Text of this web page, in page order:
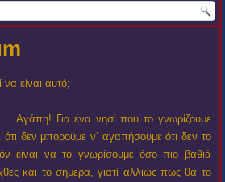
είναι αυτό;
Αγάπη! Για ένα νησί που το γνωρίζουμε
ότι δεν μπορούμε ν’ αγαπήσουμε ότι δεν το
είναι να το γνωρίσουμε όσο πιο βαθιά
και το σήμερα, γιατί αλλιώς πως θα το